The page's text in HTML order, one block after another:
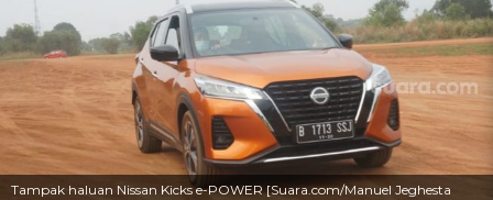
Tampak haluan Nissan Kicks e-POWER [Suara.com/Manuel Jeghesta